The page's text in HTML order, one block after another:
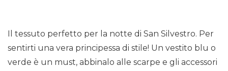
Il tessuto perfetto per la notte di San Silvestro. Per
sentirti una vera principessa di stile! Un vestito blu o
verde è un must, abbinalo alle scarpe e gli accessori